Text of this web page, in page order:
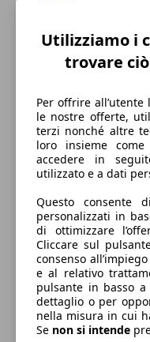
202 km/h
Velocità massima
Diesel
Carburante
175 g/km
Emissioni di CO2
Utilizziamo i
trovare
Per offrire
le nostre offerte,
terzi nonché altre
loro insieme
accedere in
utilizzato e a dati
Questo consente
personalizzati in
di ottimizzare
Cliccare sul
consenso
e al relativo
pulsante in basso
dettaglio o per
nella misura in cui
Se non si intende